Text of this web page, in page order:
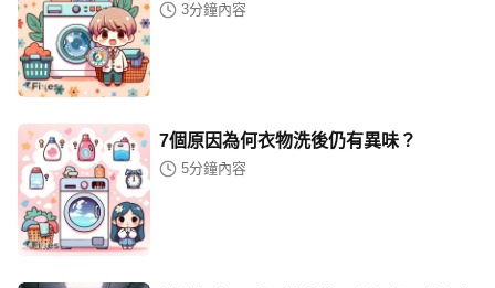
3分鐘內容
7個原因為何衣物洗後仍有異味？
5分鐘內容